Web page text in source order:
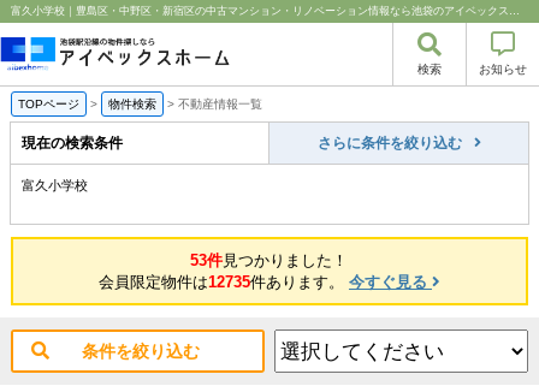
富久小学校｜豊島区・中野区・新宿区の中古マンション・リノベーション情報なら池袋のアイベックスホーム！
検索 お知らせ
TOPページ > 物件検索 > 不動産情報一覧
現在の検索条件 さらに条件を絞り込む
富久小学校
53件見つかりました！
会員限定物件は12735件あります。 今すぐ見る
条件を絞り込む